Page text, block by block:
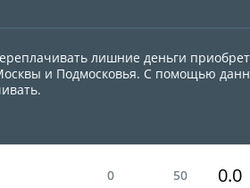
лишние деньги
и Подмосковья. С помощью
0 50 0.0